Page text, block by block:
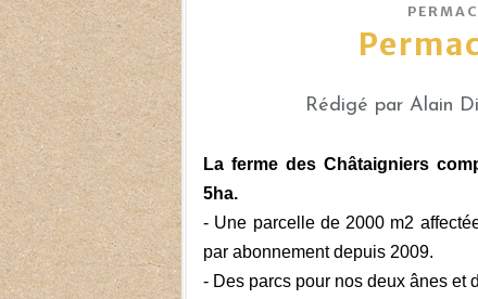
Rédigé par Alain
La ferme des Châtaigniers
5ha.
- Une parcelle de 2000 m2
par abonnement depuis 2009.
- Des parcs pour nos deux ânes et